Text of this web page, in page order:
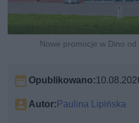
Nowe promocje w Dino
Opublikowano:
Autor: Paulina Lipińska